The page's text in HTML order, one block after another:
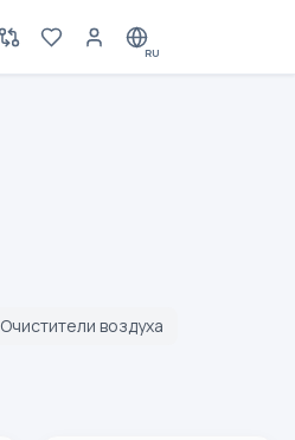
RU
Очистители воздуха